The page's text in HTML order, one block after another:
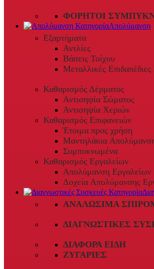
ΦΟΡΗΤΟΊ
Απολύμανση
Εξαρτήματα
Αντλίες
Βάσεις Τοίχου
Μεταλλικές Επιδαπέδιες
Καθαρισμός Δέρματος
Αντισηψία Σώματος
Αντισηψία Χεριών
Καθαρισμός Επιφανειών
Έτοιμα προς χρήση
Μαντηλάκια
Συμπυκνωμένα
Καθαρισμός Εργαλείων
Απολύμανση Εργαλείων
Δοχεία Απολύμανσης
ΑΝΑΛΏΣΙΜΑ
ΔΙΑΓΝΩΣΤΙΚΈΣ
ΔΙΆΦΟΡΑ ΕΊΔΗ
ΖΥΓΑΡΙΈΣ